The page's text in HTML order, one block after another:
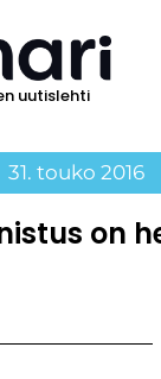
uutislehti
31. touko 2016
on